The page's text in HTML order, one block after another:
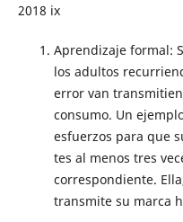
2018 ix
Aprendizaje formal:
los adultos
error van
consumo. Un
esfuerzos para que
tes al menos tres
correspondiente.
transmite su marca